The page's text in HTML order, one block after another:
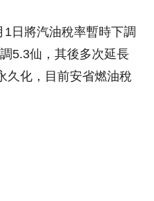
日將汽油稅率暫時下調
5.3仙，其後多次延長
久化，目前安省燃油稅